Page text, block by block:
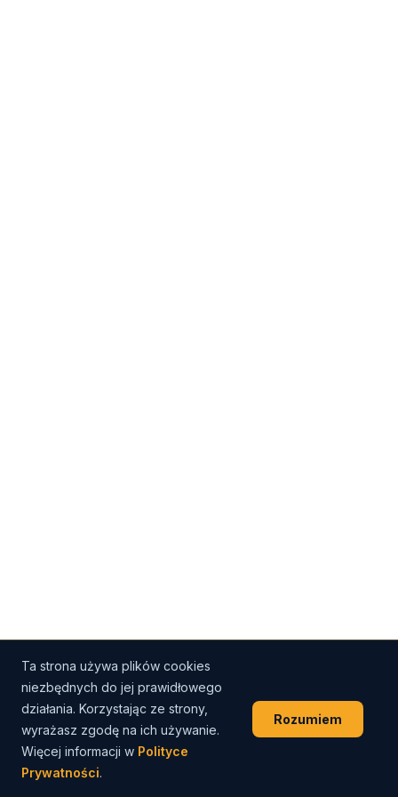
Ta strona używa plików cookies
niezbędnych do jej prawidłowego
działania. Korzystając ze strony,
wyrażasz zgodę na ich używanie.
Więcej informacji w Polityce
Prywatności.
Rozumiem